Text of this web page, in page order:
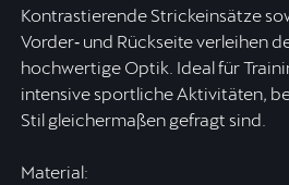
Kontrastierende Strickeinsätze
Vorder‑ und Rückseite verleihen
hochwertige Optik. Ideal für
intensive sportliche Aktivitäten,
Stil gleichermaßen gefragt sind.
Material: